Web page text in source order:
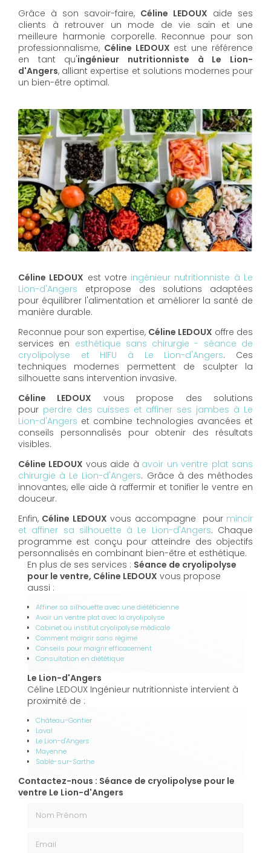
Grâce à son savoir-faire, Céline LEDOUX aide ses
clients à retrouver un mode de vie sain et une
meilleure harmonie corporelle. Reconnue pour son
professionnalisme, Céline LEDOUX est une référence
en tant qu'ingénieur nutritionniste à Le Lion-
d'Angers, alliant expertise et solutions modernes pour
un bien-être optimal.
Céline LEDOUX est votre ingénieur nutritionniste à Le
Lion-d'Angers etpropose des solutions adaptées
pour équilibrer l'alimentation et améliorer la santé de
manière durable.
Reconnue pour son expertise, Céline LEDOUX offre des
services en esthétique sans chirurgie - séance de
cryolipolyse et HIFU à Le Lion-d'Angers. Ces
techniques modernes permettent de sculpter la
silhouette sans intervention invasive.
Céline LEDOUX vous propose des solutions
pour perdre des cuisses et affiner ses jambes à Le
Lion-d'Angers et combine technologies avancées et
conseils personnalisés pour obtenir des résultats
visibles.
Céline LEDOUX vous aide à avoir un ventre plat sans
chirurgie à Le Lion-d'Angers. Grâce à des méthodes
innovantes, elle aide à raffermir et tonifier le ventre en
douceur.
Enfin, Céline LEDOUX vous accompagne pour mincir
et affiner sa silhouette à Le Lion-d'Angers. Chaque
programme est conçu pour atteindre des objectifs
personnalisés en combinant bien-être et esthétique.
En plus de ses services : Séance de cryolipolyse
pour le ventre, Céline LEDOUX vous propose
aussi :
Affiner sa silhouette avec une diététicienne
Avoir un ventre plat avec la cryolipolyse
Cabinet ou institut cryolipolyse médicale
Comment maigrir sans régime
Conseils pour maigrir efficacement
Consultation en diététique
Le Lion-d'Angers
Céline LEDOUX Ingénieur nutritionniste intervient à
proximité de :
Château-Gontier
Laval
Le Lion-d'Angers
Mayenne
Sablé-sur-Sarthe
Contactez-nous : Séance de cryolipolyse pour le
ventre Le Lion-d'Angers